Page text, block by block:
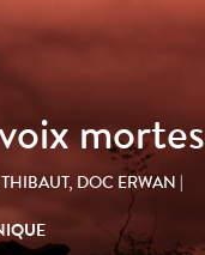
mortes
DOC ERWAN |